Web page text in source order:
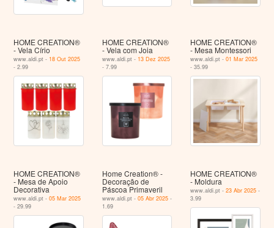
HOME CREATION®
- Vela Círio
www.aldi.pt - 18 Out 2025
- 2.99
HOME CREATION®
- Vela com Joia
www.aldi.pt - 13 Dez 2025
- 7.99
HOME CREATION®
- Mesa Montessori
www.aldi.pt -01 Mar 2025
- 35.99
HOME CREATION®
- Mesa de Apoio
Decorativa
www.aldi.pt -05 Mar 2025
- 29.99
Home Creation® -
Decoração de
Páscoa Primaveril
www.aldi.pt - 05 Abr 2025-
1.69
HOME CREATION®
- Moldura
www.aldi.pt -23 Abr 2025 -
3.99